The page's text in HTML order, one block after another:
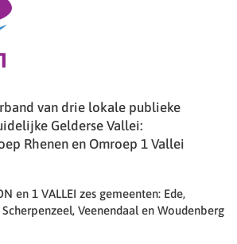
van drie lokale publieke
Gelderse Vallei:
Rhenen en Omroep 1 Vallei
en 1 VALLEI zes gemeenten: Ede,
Scherpenzeel, Veenendaal en Woudenberg